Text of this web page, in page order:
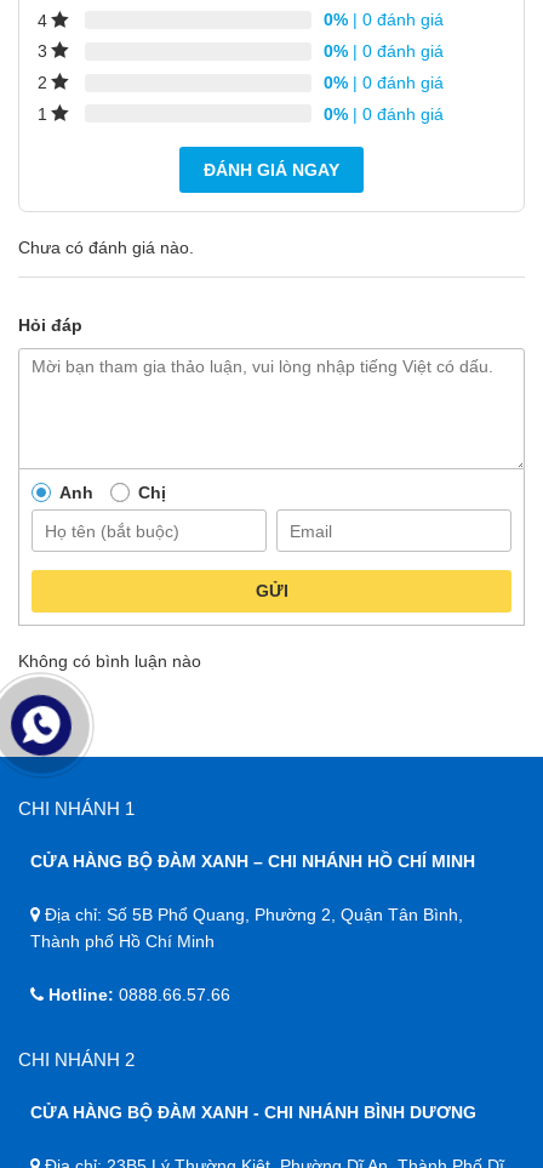
4
0% | 0 đánh giá
3
0% | 0 đánh giá
2
0% | 0 đánh giá
1
0% | 0 đánh giá
ĐÁNH GIÁ NGAY
Chưa có đánh giá nào.
Hỏi đáp
Anh Chị
GỬI
Không có bình luận nào
CHI NHÁNH 1
CỬA HÀNG BỘ ĐÀM XANH – CHI NHÁNH HỒ CHÍ MINH
Địa chỉ: Số 5B Phổ Quang, Phường 2, Quận Tân Bình,
Thành phố Hồ Chí Minh
Hotline: 0888.66.57.66
CHI NHÁNH 2
CỬA HÀNG BỘ ĐÀM XANH - CHI NHÁNH BÌNH DƯƠNG